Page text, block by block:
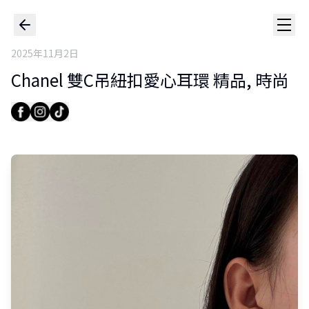
2025年11月2日
Chanel 雙C吊紐扣愛心耳環 精品, 時尚